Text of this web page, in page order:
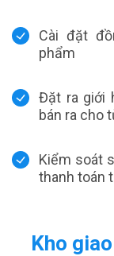
Cài đặt
phẩm
Đặt ra giới
bán ra cho
Kiểm soát
thanh toán
Kho